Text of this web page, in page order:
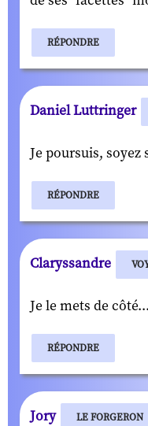
RÉPONDRE
Daniel Luttringer
Je poursuis, soyez
RÉPONDRE
Claryssandre
Je le mets de
RÉPONDRE
Jory LE FORGERON